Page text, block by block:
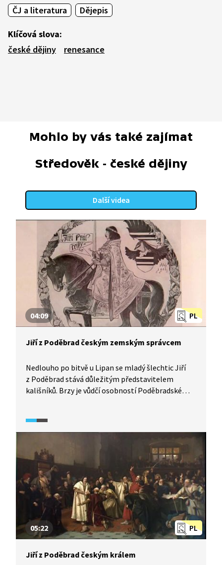
ČJ a literatura
Dějepis
Klíčová slova:
české dějiny
renesance
Mohlo by vás také zajímat
Středověk - české dějiny
Další videa
PL
04:09
Jiří z Poděbrad českým zemským správcem
Nedlouho po bitvě u Lipan se mladý šlechtic Jiří
z Poděbrad stává důležitým představitelem
kališníků. Brzy je vůdčí osobností Poděbradské
PL
05:22
Jiří z Poděbrad českým králem